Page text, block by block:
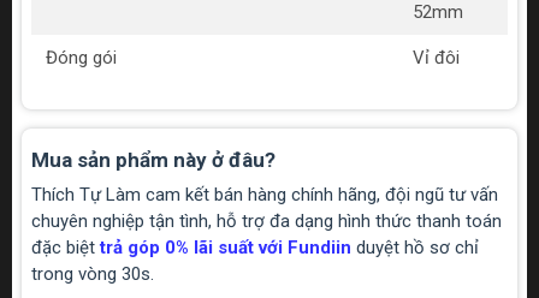
52mm
Đóng gói Vỉ đôi
Mua sản phẩm này ở đâu?
Thích Tự Làm cam kết bán hàng chính hãng, đội ngũ tư vấn
chuyên nghiệp tận tình, hỗ trợ đa dạng hình thức thanh toán
đặc biệttrả góp 0% lãi suất với Fundiin duyệt hồ sơ chỉ
trong vòng 30s.